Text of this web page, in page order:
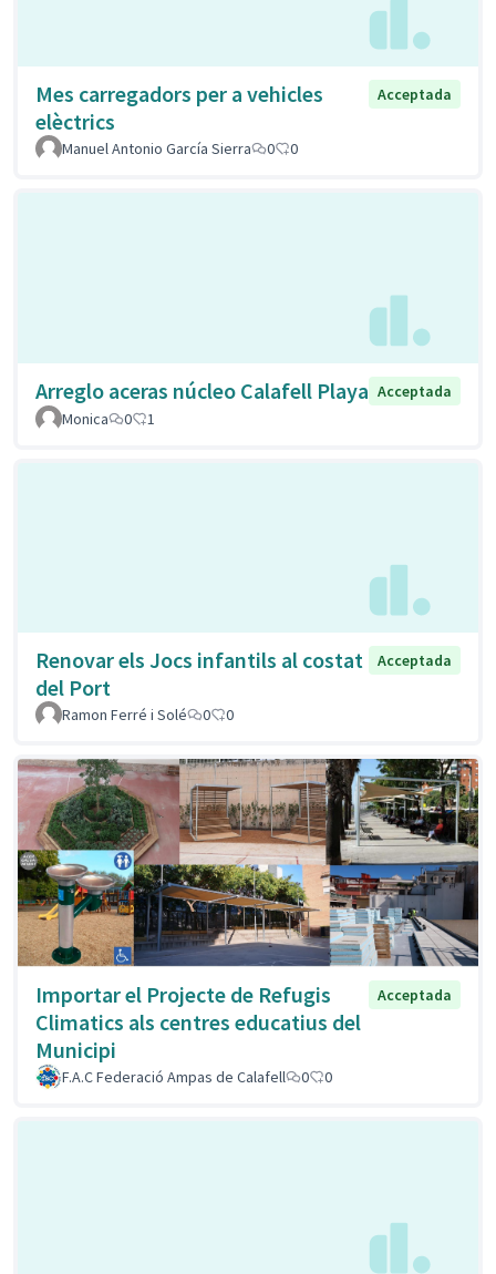
Mes carregadors per a vehicles
elèctrics
Acceptada
Manuel Antonio García Sierra 0 0
Arreglo aceras núcleo Calafell Playa Acceptada
Monica
0 1
Renovar els Jocs infantils al costat
del Port
Acceptada
Ramon Ferré i Solé 0 0
Importar el Projecte de Refugis
Climatics als centres educatius del
Municipi
Acceptada
F.A.C Federació Ampas de Calafell 0 0